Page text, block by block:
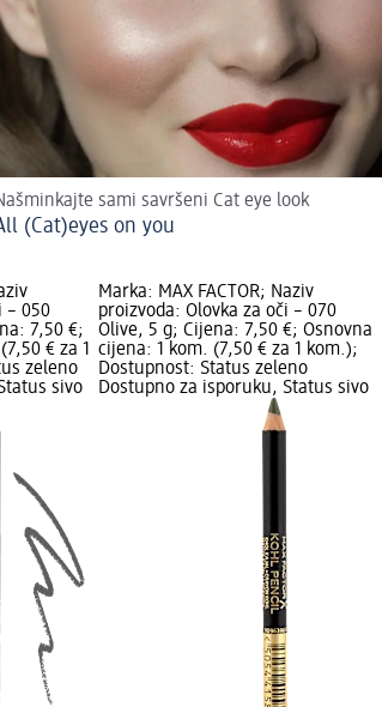
sami savršeni Cat eye look
(Cat)eyes on you
– 050
7,50 €;
€ za 1
zeleno
sivo
Marka: MAX FACTOR; Naziv
proizvoda: Olovka za oči – 070
Olive, 5 g; Cijena: 7,50 €; Osnovna
cijena: 1 kom. (7,50 € za 1 kom.);
Dostupnost: Status zeleno
Dostupno za isporuku, Status sivo